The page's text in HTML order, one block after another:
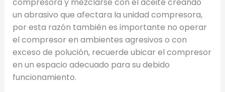
un abrasivo que afectara la unidad compresora,
por esta razón también es importante no operar
el compresor en ambientes agresivos o con
exceso de polución, recuerde ubicar el compresor
en un espacio adecuado para su debido
funcionamiento.